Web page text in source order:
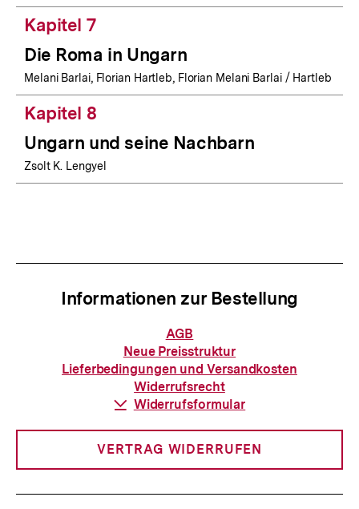
Kapitel 7
Die Roma in Ungarn
Melani Barlai, Florian Hartleb, Florian Melani Barlai / Hartleb
Kapitel 8
Ungarn und seine Nachbarn
Zsolt K. Lengyel
Informationen zur Bestellung
Informationen
zur
Bestellung
AGB
Neue Preisstruktur
Lieferbedingungen und Versandkosten
Widerrufsrecht
Download-
Widerrufsformular
VERTRAG WIDERRUFEN